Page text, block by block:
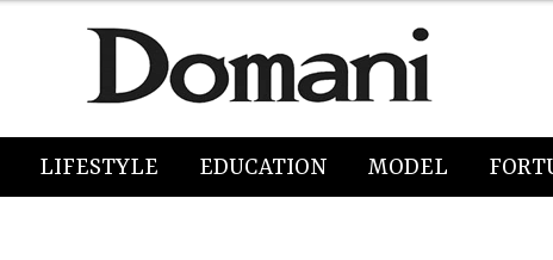
LIFESTYLE EDUCATION MODEL